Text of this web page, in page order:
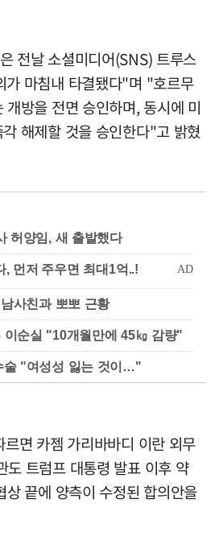
전날 소셜미디어(SNS) 트루스
가 마침내 타결됐다"며 "호르무
개방을 전면 승인하며, 동시에 미
해제할 것을 승인한다"고 밝혔
허양임, 새 출발했다
사친과 뽀뽀 근황
이순실 "10개월만에 45㎏ 감량"
술 "여성성 잃는 것이…"
면 카젬 가리바바디 이란 외무
도 트럼프 대통령 발표 이후 약
끝에 양측이 수정된 합의안을